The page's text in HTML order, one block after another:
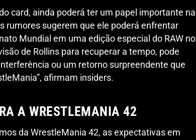
card, ainda poderá ter um papel importante na
rumores sugerem que ele poderá enfrentar
Mundial em uma edição especial do RAW no
de Rollins para recuperar a tempo, pode
ou um retorno surpreendente que
afirmam insiders.
A WRESTLEMANIA 42
da WrestleMania 42, as expectativas em